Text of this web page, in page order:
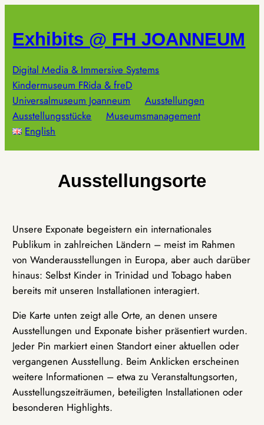
springen
Exhibits @ FH JOANNEUM
Digital Media & Immersive Systems
Kindermuseum FRida & freD
Universalmuseum Joanneum
Ausstellungen
Ausstellungsstücke
Museumsmanagement
English
Ausstellungsorte
Unsere Exponate begeistern ein internationales
Publikum in zahlreichen Ländern – meist im Rahmen
von Wanderausstellungen in Europa, aber auch darüber
hinaus: Selbst Kinder in Trinidad und Tobago haben
bereits mit unseren Installationen interagiert.
Die Karte unten zeigt alle Orte, an denen unsere
Ausstellungen und Exponate bisher präsentiert wurden.
Jeder Pin markiert einen Standort einer aktuellen oder
vergangenen Ausstellung. Beim Anklicken erscheinen
weitere Informationen – etwa zu Veranstaltungsorten,
Ausstellungszeiträumen, beteiligten Installationen oder
besonderen Highlights.